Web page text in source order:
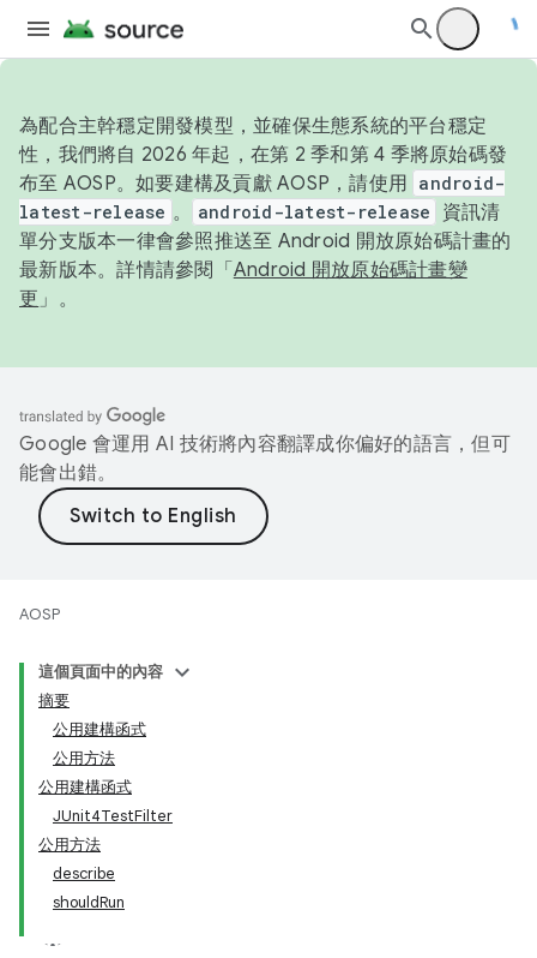
為配合主幹穩定開發模型，並確保生態系統的平台穩定
性，我們將自 2026 年起，在第 2 季和第 4 季將原始碼發
布至 AOSP。如要建構及貢獻 AOSP，請使用 android-
latest-release 。 android-latest-release
資訊清
單分支版本一律會參照推送至 Android 開放原始碼計畫的
最新版本。詳情請參閱「 Android 開放原始碼計畫變
更 」。
Google 會運用 AI 技術將內容翻譯成你偏好的語言，但可
能會出錯。
AOSP
這個頁面中的內容
摘要
公用建構函式
公用方法
公用建構函式
JUnit4TestFilter
公用方法
describe
shouldRun